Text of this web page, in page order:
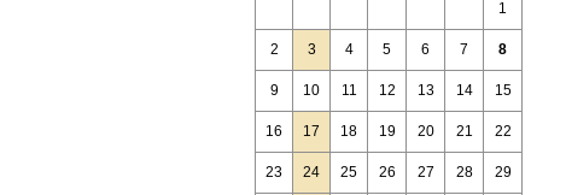
1
2 3 4 5 6 7 8
9 10 11 12 13 14 15
16 17 18 19 20 21 22
23 24 25 26 27 28 29